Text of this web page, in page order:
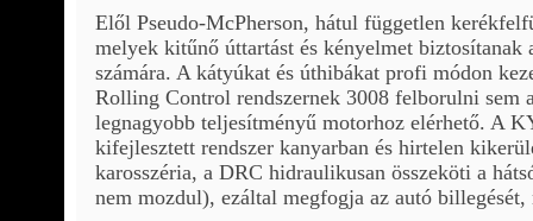
Elől Pseudo-McPherson, hátul független
melyek kitűnő úttartást és kényelmet biztosítanak
számára. A kátyúkat és úthibákat profi módon
Rolling Control rendszernek 3008 felborulni sem
legnagyobb teljesítményű motorhoz elérhető. A
kifejlesztett rendszer kanyarban és hirtelen
karosszéria, a DRC hidraulikusan összeköti a
nem mozdul), ezáltal megfogja az autó